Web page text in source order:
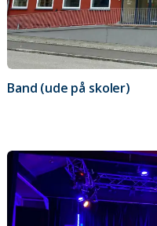
Band (ude på skoler)